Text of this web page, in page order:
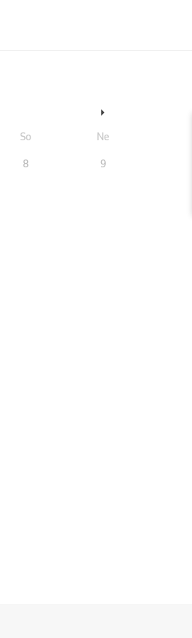
So Ne
8 9